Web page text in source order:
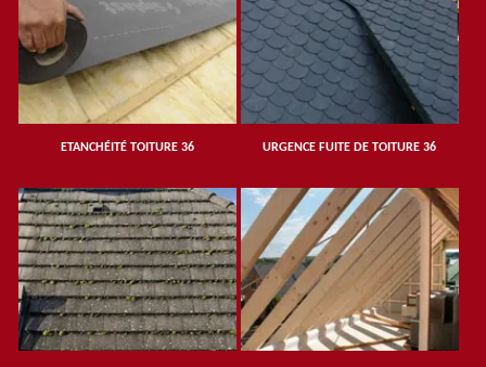
ETANCHÉITÉ TOITURE 36 URGENCE FUITE DE TOITURE 36